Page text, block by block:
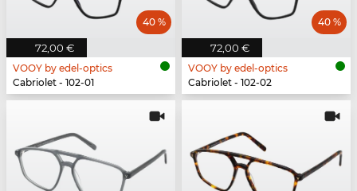
72,00 €
40 %
VOOY by edel-optics
Cabriolet - 102-01
72,00 €
40 %
VOOY by edel-optics
Cabriolet - 102-02